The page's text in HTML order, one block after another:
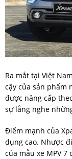
Ra mắt tại Việt
cậy của sản phẩm
được nâng cấp
sự lắng nghe
Điểm mạnh của
dụng cao. Nhược
của mẫu xe MPV